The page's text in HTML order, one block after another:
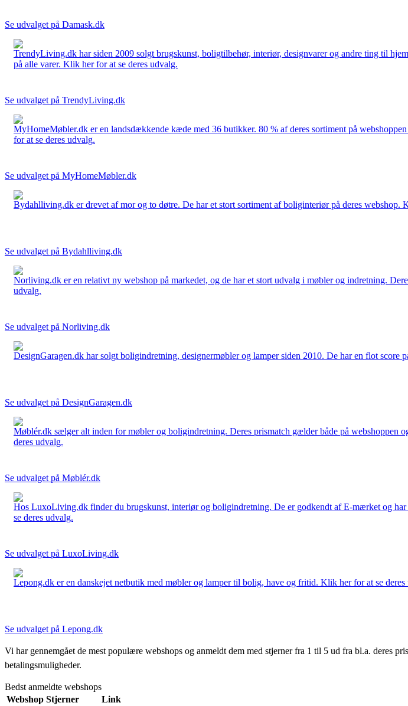
Se udvalget på Damask.dk
TrendyLiving.dk har siden 2009 solgt brugskunst, boligtilbehør, interiør, designvarer og andre ting til
på alle varer. Klik her for at se deres udvalg.
Se udvalget på TrendyLiving.dk
MyHomeMøbler.dk er en landsdækkende kæde med 36 butikker. 80 % af deres sortiment på
for at se deres udvalg.
Se udvalget på MyHomeMøbler.dk
Bydahlliving.dk er drevet af mor og to døtre. De har et stort sortiment af boliginteriør på deres webshop.
Se udvalget på Bydahlliving.dk
Norliving.dk er en relativt ny webshop på markedet, og de har et stort udvalg i møbler og indretning.
udvalg.
Se udvalget på Norliving.dk
DesignGaragen.dk har solgt boligindretning, designermøbler og lamper siden 2010. De har en flot
Se udvalget på DesignGaragen.dk
Møblér.dk sælger alt inden for møbler og boligindretning. Deres prismatch gælder både på
deres udvalg.
Se udvalget på Møblér.dk
Hos LuxoLiving.dk finder du brugskunst, interiør og boligindretning. De er godkendt af E-mærket og
se deres udvalg.
Se udvalget på LuxoLiving.dk
Lepong.dk er en danskejet netbutik med møbler og lamper til bolig, have og fritid. Klik her for at se deres
Se udvalget på Lepong.dk
Vi har gennemgået de mest populære webshops og anmeldt dem med stjerner fra 1 til 5 ud fra bl.a. deres
betalingsmuligheder.
Bedst anmeldte webshops
Webshop Stjerner
Link